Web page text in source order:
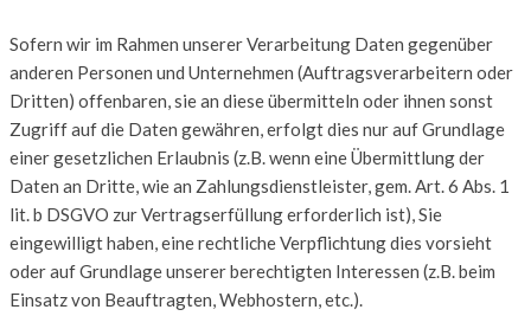
Sofern wir im Rahmen unserer Verarbeitung Daten gegenüber
anderen Personen und Unternehmen (Auftragsverarbeitern oder
Dritten) offenbaren, sie an diese übermitteln oder ihnen sonst
Zugriff auf die Daten gewähren, erfolgt dies nur auf Grundlage
einer gesetzlichen Erlaubnis (z.B. wenn eine Übermittlung der
Daten an Dritte, wie an Zahlungsdienstleister, gem. Art. 6 Abs. 1
lit. b DSGVO zur Vertragserfüllung erforderlich ist), Sie
eingewilligt haben, eine rechtliche Verpflichtung dies vorsieht
oder auf Grundlage unserer berechtigten Interessen (z.B. beim
Einsatz von Beauftragten, Webhostern, etc.).